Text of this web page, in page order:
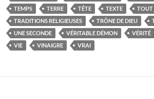
TEMPS
TERRE TÊTE TEXTE
TOUT
TRADITIONS RELIGIEUSES
TRÔNE DE DIEU
UNE SECONDE
VÉRITABLE DÉMON VÉRITÉ
VIE
VINAIGRE VRAI